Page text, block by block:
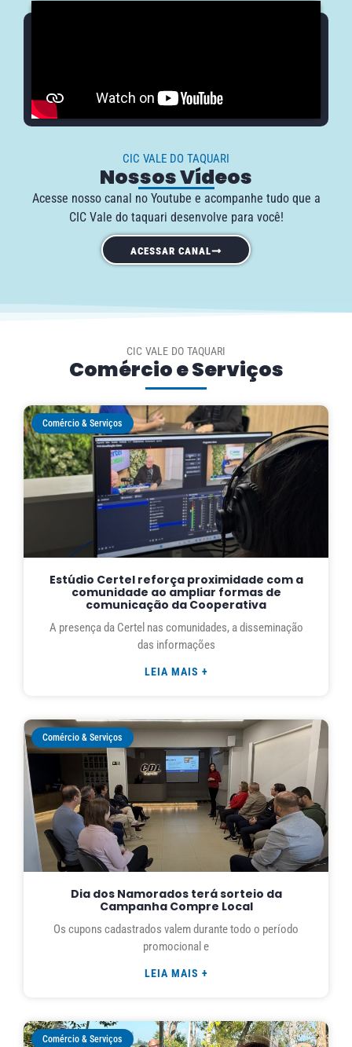
CIC VALE DO TAQUARI
Nossos Vídeos
Acesse nosso canal no Youtube e acompanhe tudo que a
CIC Vale do taquari desenvolve para você!
ACESSAR CANAL
CIC VALE DO TAQUARI
Comércio e Serviços
Comércio & Serviços
Estúdio Certel reforça proximidade com a
comunidade ao ampliar formas de
comunicação da Cooperativa
A presença da Certel nas comunidades, a disseminação
das informações
LEIA MAIS +
Comércio & Serviços
Dia dos Namorados terá sorteio da
Campanha Compre Local
Os cupons cadastrados valem durante todo o período
promocional e
LEIA MAIS +
Comércio & Serviços